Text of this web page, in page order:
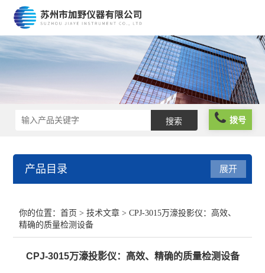
拨号
产品目录
球栅尺
维修
展开
你的位置：首页 >技术文章 > CPJ-3015万濠投影仪：高效、
精确的质量检测设备
CPJ-3015万濠投影仪：高效、精确的质量检测设备